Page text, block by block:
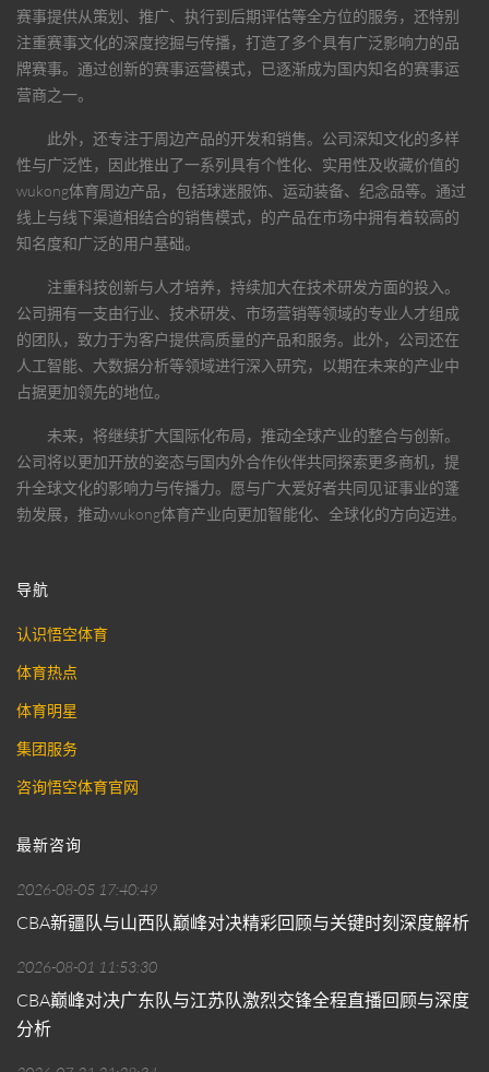
赛事提供从策划、推广、执行到后期评估等全方位的服务，还特别
注重赛事文化的深度挖掘与传播，打造了多个具有广泛影响力的品
牌赛事。通过创新的赛事运营模式，已逐渐成为国内知名的赛事运
营商之一。
此外，还专注于周边产品的开发和销售。公司深知文化的多样
性与广泛性，因此推出了一系列具有个性化、实用性及收藏价值的
wukong体育周边产品，包括球迷服饰、运动装备、纪念品等。通过
线上与线下渠道相结合的销售模式，的产品在市场中拥有着较高的
知名度和广泛的用户基础。
注重科技创新与人才培养，持续加大在技术研发方面的投入。
公司拥有一支由行业、技术研发、市场营销等领域的专业人才组成
的团队，致力于为客户提供高质量的产品和服务。此外，公司还在
人工智能、大数据分析等领域进行深入研究，以期在未来的产业中
占据更加领先的地位。
未来，将继续扩大国际化布局，推动全球产业的整合与创新。
公司将以更加开放的姿态与国内外合作伙伴共同探索更多商机，提
升全球文化的影响力与传播力。愿与广大爱好者共同见证事业的蓬
勃发展，推动wukong体育产业向更加智能化、全球化的方向迈进。
导航
认识悟空体育
体育热点
体育明星
集团服务
咨询悟空体育官网
最新咨询
2026-08-05 17:40:49
CBA新疆队与山西队巅峰对决精彩回顾与关键时刻深度解析
2026-08-01 11:53:30
CBA巅峰对决广东队与江苏队激烈交锋全程直播回顾与深度
分析